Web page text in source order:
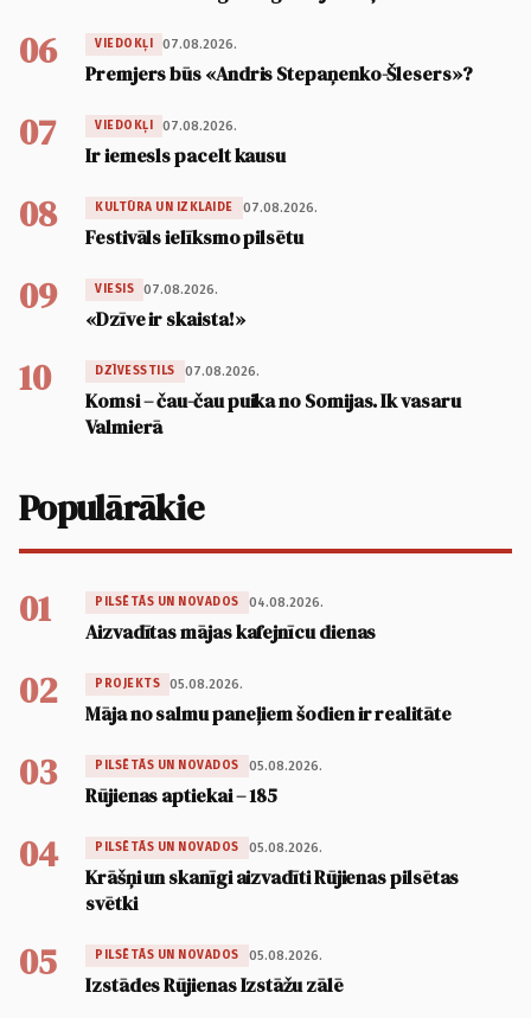
06 VIEDOKĻI 07.08.2026.
Premjers būs «Andris Stepaņenko-Šlesers»?
07 VIEDOKĻI 07.08.2026.
Ir iemesls pacelt kausu
08 KULTŪRA UN IZKLAIDE 07.08.2026.
Festivāls ielīksmo pilsētu
09 VIESIS 07.08.2026.
«Dzīve ir skaista!»
10 DZĪVESSTILS 07.08.2026.
Komsi – čau-čau puika no Somijas. Ik vasaru
Valmierā
Populārākie
01 PILSĒTĀS UN NOVADOS 04.08.2026.
Aizvadītas mājas kafejnīcu dienas
02 PROJEKTS 05.08.2026.
Māja no salmu paneļiem šodien ir realitāte
03 PILSĒTĀS UN NOVADOS 05.08.2026.
Rūjienas aptiekai – 185
04 PILSĒTĀS UN NOVADOS 05.08.2026.
Krāšņi un skanīgi aizvadīti Rūjienas pilsētas
svētki
05 PILSĒTĀS UN NOVADOS 05.08.2026.
Izstādes Rūjienas Izstāžu zālē